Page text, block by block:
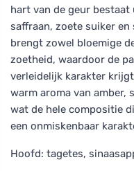
hart van de geur
saffraan, zoete suiker
brengt zowel bloemige
zoetheid, waardoor de
verleidelijk karakter
warm aroma van amber,
wat de hele compositie
een onmiskenbaar
Hoofd: tagetes,